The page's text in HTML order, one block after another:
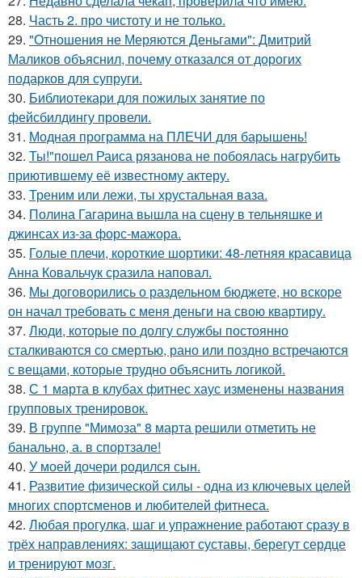
28. Часть 2. про чистоту и не только.
29. "Отношения не Меряются Деньгами": Дмитрий
Маликов объяснил, почему отказался от дорогих
подарков для супруги.
30. Библиотекари для пожилых занятие по
фейсбилдингу провели.
31. Модная программа на ПЛЕЧИ для барышень!
32. Ты!"пошел Раиса рязанова не побоялась нагрубить
приютившему её известному актеру.
33. Треним или лежи, ты хрустальная ваза.
34. Полина Гагарина вышла на сцену в тельняшке и
джинсах из-за форс-мажора.
35. Голые плечи, короткие шортики: 48-летняя красавица
Анна Ковальчук сразила наповал.
36. Мы договорились о раздельном бюджете, но вскоре
он начал требовать с меня деньги на свою квартиру.
37. Люди, которые по долгу службы постоянно
сталкиваются со смертью, рано или поздно встречаются
с вещами, которые трудно объяснить логикой.
38. С 1 марта в клубах фитнес хаус изменены названия
групповых тренировок.
39. В группе "Мимоза" 8 марта решили отметить не
банально, а. в спортзале!
40. У моей дочери родился сын.
41. Развитие физической силы - одна из ключевых целей
многих спортсменов и любителей фитнеса.
42. Любая прогулка, шаг и упражнение работают сразу в
трёх направлениях: защищают суставы, берегут сердце
и тренируют мозг.